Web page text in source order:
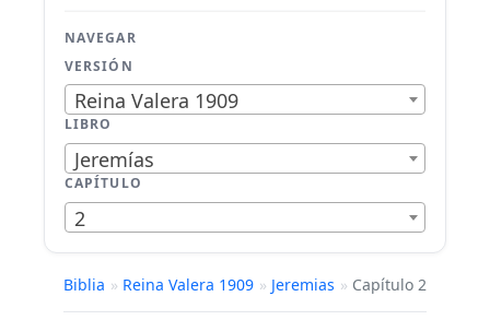
NAVEGAR
VERSIÓN
Reina Valera 1909
LIBRO
Jeremías
CAPÍTULO
2
Biblia » Reina Valera 1909 » Jeremias » Capítulo 2